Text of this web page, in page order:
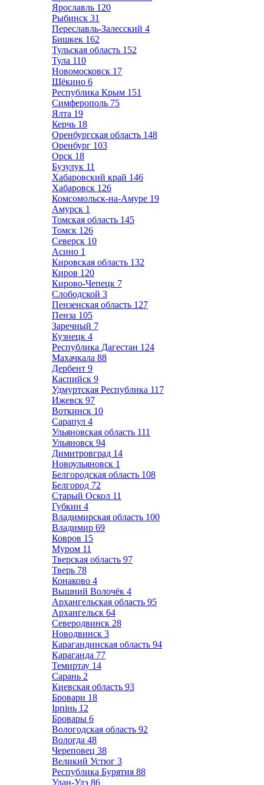
Ярославль 120
Рыбинск 31
Переславль-Залесский 4
Бишкек 162
Тульская область 152
Тула 110
Новомосковск 17
Щёкино 6
Республика Крым 151
Симферополь 75
Ялта 19
Керчь 18
Оренбургская область 148
Оренбург 103
Орск 18
Бузулук 11
Хабаровский край 146
Хабаровск 126
Комсомольск-на-Амуре 19
Амурск 1
Томская область 145
Томск 126
Северск 10
Асино 1
Кировская область 132
Киров 120
Кирово-Чепецк 7
Слободской 3
Пензенская область 127
Пенза 105
Заречный 7
Кузнецк 4
Республика Дагестан 124
Махачкала 88
Дербент 9
Каспийск 9
Удмуртская Республика 117
Ижевск 97
Воткинск 10
Сарапул 4
Ульяновская область 111
Ульяновск 94
Димитровград 14
Новоульяновск 1
Белгородская область 108
Белгород 72
Старый Оскол 11
Губкин 4
Владимирская область 100
Владимир 69
Ковров 15
Муром 11
Тверская область 97
Тверь 78
Конаково 4
Вышний Волочёк 4
Архангельская область 95
Архангельск 64
Северодвинск 28
Новодвинск 3
Карагандинская область 94
Караганда 77
Темиртау 14
Сарань 2
Киевская область 93
Бровари 18
Ірпінь 12
Бровары 6
Вологодская область 92
Вологда 48
Череповец 38
Великий Устюг 3
Республика Бурятия 88
Улан-Удэ 86